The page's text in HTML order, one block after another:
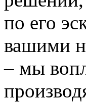
по его
вашими
– мы